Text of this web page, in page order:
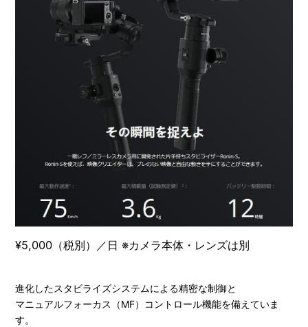
¥5,000（税別）／日 ※カメラ本体・レンズは別
進化したスタビライズシステムによる精密な制御と
マニュアルフォーカス（MF）コントロール機能を備えていま
す。